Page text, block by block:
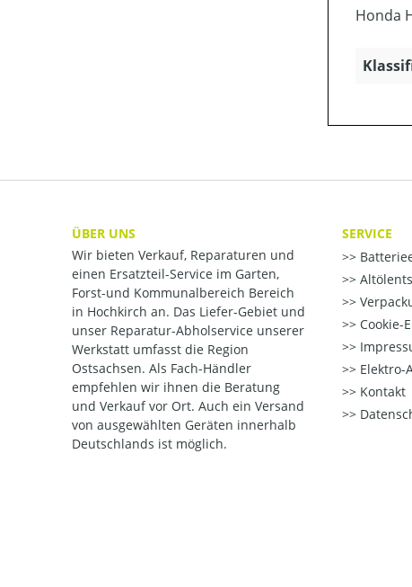
Honda
ÜBER UNS
Wir bieten Verkauf, Reparaturen und
einen Ersatzteil-Service im Garten,
Forst-und Kommunalbereich Bereich
in Hochkirch an. Das Liefer-Gebiet und
unser Reparatur-Abholservice unserer
Werkstatt umfasst die Region
Ostsachsen. Als Fach-Händler
empfehlen wir ihnen die Beratung
und Verkauf vor Ort. Auch ein Versand
von ausgewählten Geräten innerhalb
Deutschlands ist möglich.
SERVICE
Cookie-
Elektro-
Kontakt